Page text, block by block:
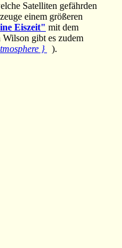
Satelliten gefährden
einem größeren
Eiszeit" mit dem
gibt es zudem
} ).